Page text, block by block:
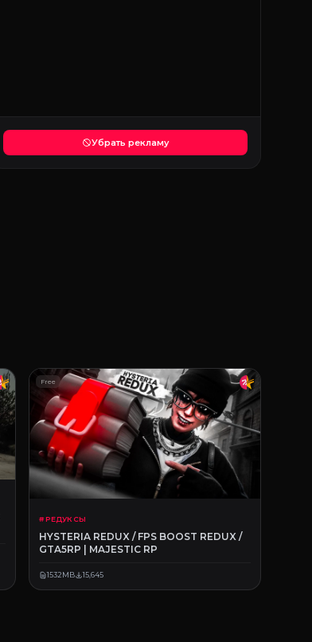
Убрать рекламу
Free
# РЕДУКСЫ
HYSTERIA REDUX / FPS BOOST REDUX /
GTA5RP | MAJESTIC RP
1532MB 15,645